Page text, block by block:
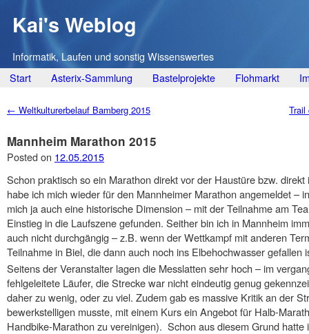
Kai's Weblog
Informatik, Laufen und sonstig Wissenswertes
Main menu
Skip
content
Start Asterix-Sammlung Bastelprojekte Flohmarkt
Post navigation
← Weltkulturerbelauf Bamberg 2015 Trail
Mannheim Marathon 2015
Posted on 12.05.2015
Schon praktisch so ein Marathon direkt vor der Haustüre bzw.
habe ich mich wieder für den Mannheimer Marathon angemeldet –
mich ja auch eine historische Dimension – mit der Teilnahme am
Einstieg in die Laufszene gefunden. Seither bin ich in Mannheim
auch nicht durchgängig – z.B. wenn der Wettkampf mit anderen
Teilnahme in Biel, die dann auch noch ins Elbehochwasser
Seitens der Veranstalter lagen die Messlatten sehr hoch – im
fehlgeleitete Läufer, die Strecke war nicht eindeutig genug
daher zu wenig, oder zu viel. Zudem gab es massive Kritik an der
bewerkstelligen musste, mit einem Kurs ein Angebot für Halb-
Handbike-Marathon zu vereinigen). Schon aus diesem Grund hatte